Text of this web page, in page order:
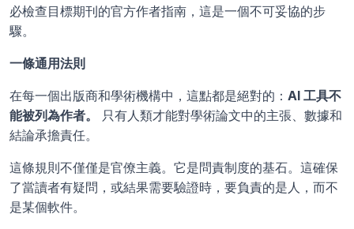
必檢查目標期刊的官方作者指南，這是一個不可妥協的步
驟。
一條通用法則
在每一個出版商和學術機構中，這點都是絕對的： AI 工具不
能被列為作者。
只有人類才能對學術論文中的主張、數據和
結論承擔責任。
這條規則不僅僅是官僚主義。它是問責制度的基石。這確保
了當讀者有疑問，或結果需要驗證時，要負責的是人，而不
是某個軟件。